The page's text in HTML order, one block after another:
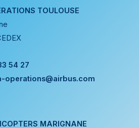
TOULOUSE
54 27
operations@airbus.com
MARIGNANE